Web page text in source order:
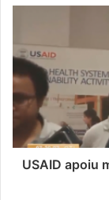
USAID apoiu